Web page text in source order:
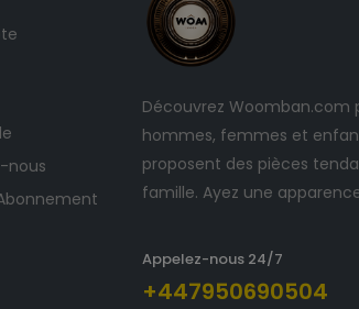
nous
Découvrez
hommes, femmes et
proposent des pièces
famille. Ayez une
Appelez-nous 24/7
+447950690504